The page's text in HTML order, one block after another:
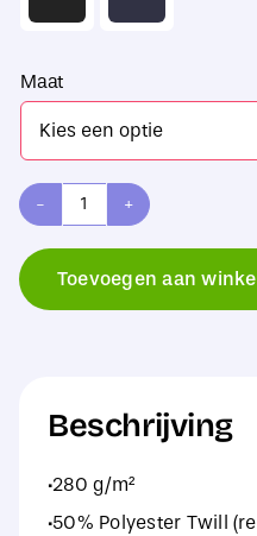
Maat
Result
Stretch
Toevoegen aan
Beschrijving
·280 g/m²
·50% Polyester Twill